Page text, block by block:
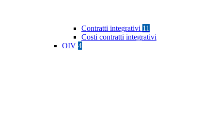
Contratti integrativi 11
Costi contratti integrativi
OIV 4